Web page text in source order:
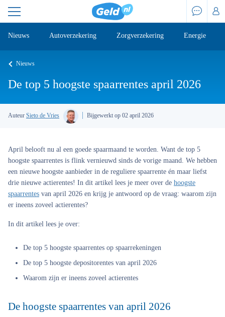
Nieuws Autoverzekering Zorgverzekering Energie
Nieuws
De top 5 hoogste spaarrentes april 2026
Auteur Sieto de Vries Bijgewerkt op 02 april 2026
April belooft nu al een goede spaarmaand te worden. Want de top 5
hoogste spaarrentes is flink vernieuwd sinds de vorige maand. We hebben
een nieuwe hoogste aanbieder in de reguliere spaarrente én maar liefst
drie nieuwe actierentes! In dit artikel lees je meer over de hoogste
spaarrentes van april 2026 en krijg je antwoord op de vraag: waarom zijn
er ineens zoveel actierentes?
In dit artikel lees je over:
De top 5 hoogste spaarrentes op spaarrekeningen
De top 5 hoogste depositorentes van april 2026
Waarom zijn er ineens zoveel actierentes
De hoogste spaarrentes van april 2026